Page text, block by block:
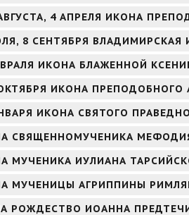
4 АПРЕЛЯ ИКОНА
8 СЕНТЯБРЯ
ИКОНА БЛАЖЕННОЙ
ИКОНА ПРЕПОДОБНОГО
ИКОНА СВЯТОГО
СВЯЩЕННОМУЧЕНИКА
МУЧЕНИКА ИУЛИАНА
МУЧЕНИЦЫ АГРИППИНЫ
РОЖДЕСТВО ИОАННА